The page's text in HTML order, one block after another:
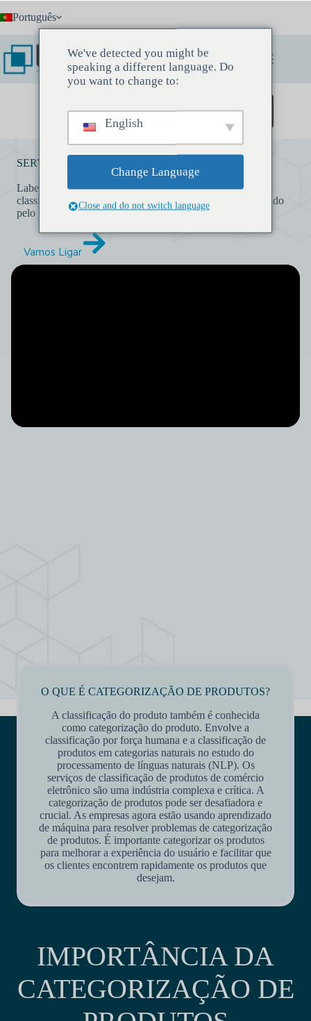
para
conteúdo
Português
Agende uma reunião de descoberta
SERVIÇOS DE CATEGORIZAÇÃO DE PRODUTOS
Labelify oferece serviços de categorização de produtos
classificando e rotulando todas as formas de conteúdo gerado
pelo usuário, como texto, vídeo e imagens.
Vamos Ligar
O QUE É CATEGORIZAÇÃO DE PRODUTOS?
A classificação do produto também é conhecida
como categorização do produto. Envolve a
classificação por força humana e a classificação de
produtos em categorias naturais no estudo do
processamento de línguas naturais (NLP). Os
serviços de classificação de produtos de comércio
eletrônico são uma indústria complexa e crítica. A
categorização de produtos pode ser desafiadora e
crucial. As empresas agora estão usando aprendizado
de máquina para resolver problemas de categorização
de produtos. É importante categorizar os produtos
para melhorar a experiência do usuário e facilitar que
os clientes encontrem rapidamente os produtos que
desejam.
IMPORTÂNCIA DA
CATEGORIZAÇÃO DE
We've detected you might be
speaking a different language. Do
you want to change to:
English
Change Language
Close and do not switch language